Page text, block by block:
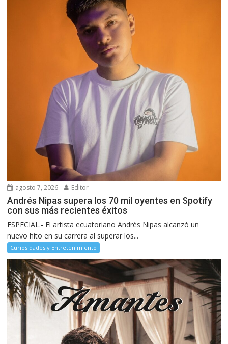
agosto 7, 2026 Editor
Andrés Nipas supera los 70 mil oyentes en Spotify
con sus más recientes éxitos
ESPECIAL.- El artista ecuatoriano Andrés Nipas alcanzó un
nuevo hito en su carrera al superar los...
Curiosidades y Entretenimiento